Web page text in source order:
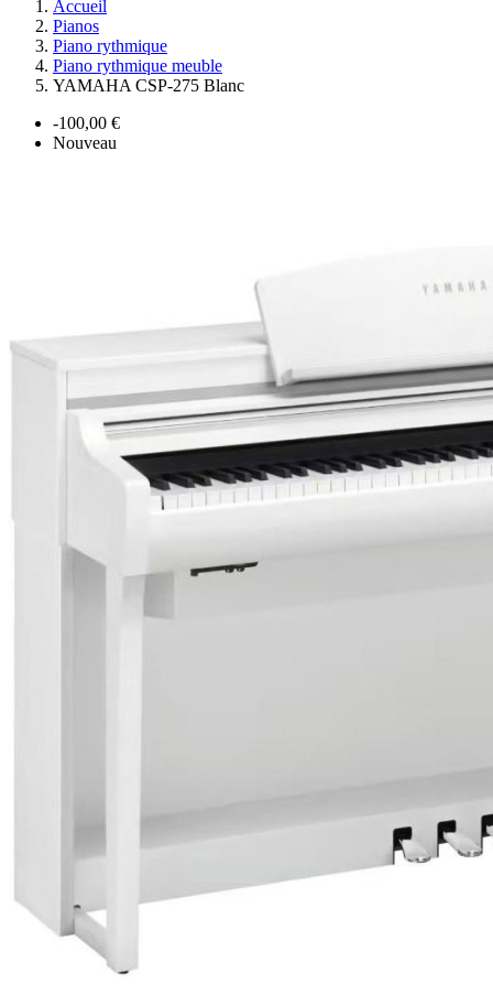
Accueil
Pianos
Piano rythmique
Piano rythmique meuble
YAMAHA CSP-275 Blanc
-100,00 €
Nouveau